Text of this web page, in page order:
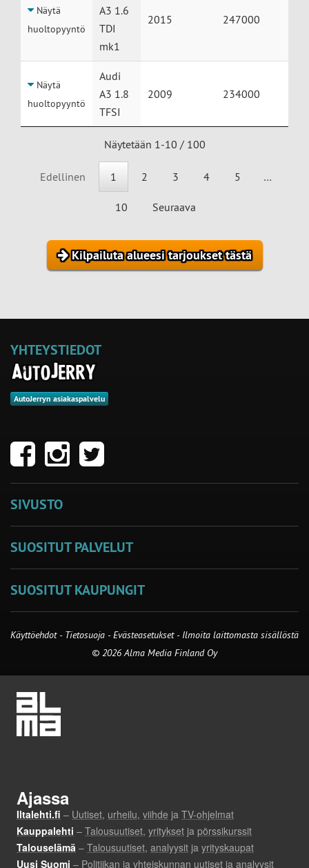
Näytä
huoltopyyntö
A3 1.6
TDI
mk1
2015 247000
Näytä
huoltopyyntö
Audi
A3 1.8
TFSI
2009 234000
Näytetään 1-10 / 100
Edellinen 1 2 3 4 5 …
10 Seuraava
Kilpailuta alueesi tarjoukset tästä
YHTEYSTIEDOT
AutoJerryn asiakaspalvelu
SIVUSTO
SUOSITUT PALVELUT
SUOSITUT KAUPUNGIT
Käyttöehdot - Tietosuoja -Evästeasetukset- Ilmoita laittomasta sisällöstä
© 2026 Alma Media Finland Oy